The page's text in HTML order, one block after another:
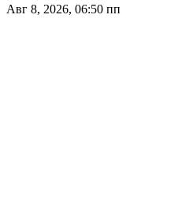
Авг 8, 2026, 06:50 пп